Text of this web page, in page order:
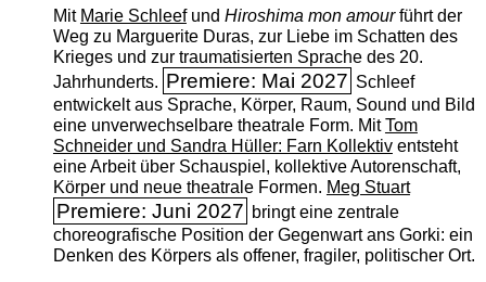
Mit Marie Schleefund Hiroshima mon amourführt der
Weg zu Marguerite Duras, zur Liebe im Schatten des
Krieges und zur traumatisierten Sprache des 20.
Jahrhunderts. Premiere: Mai 2027 Schleef
entwickelt aus Sprache, Körper, Raum, Sound und Bild
eine unverwechselbare theatrale Form. MitTom
Schneider und Sandra Hüller: Farn Kollektiventsteht
eine Arbeit über Schauspiel, kollektive Autorenschaft,
Körper und neue theatrale Formen. Meg Stuart
Premiere: Juni 2027 bringt eine zentrale
choreografische Position der Gegenwart ans Gorki: ein
Denken des Körpers als offener, fragiler, politischer Ort.